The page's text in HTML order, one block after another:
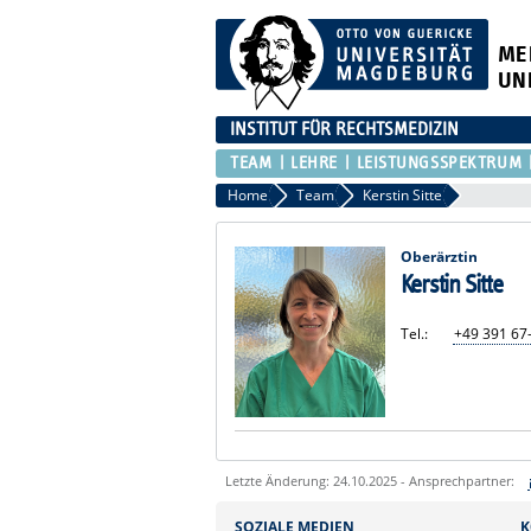
INSTITUT FÜR RECHTSMEDIZIN
TEAM LEHRE LEISTUNGSSPEKTRUM
Home Team Kerstin Sitte
Oberärztin
Kerstin Sitte
Tel.: +49 391
Letzte Änderung: 24.10.2025 - Ansprechpartner:
Sie können eine Nachricht versenden an: